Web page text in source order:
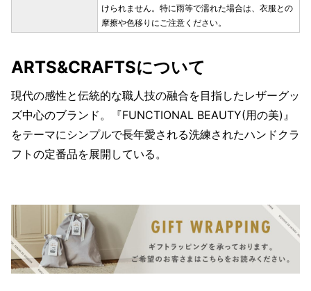
けられません。特に雨等で濡れた場合は、衣服との
摩擦や色移りにご注意ください。
ARTS&CRAFTSについて
現代の感性と伝統的な職人技の融合を目指したレザーグッ
ズ中心のブランド。『FUNCTIONAL BEAUTY(用の美)』
をテーマにシンプルで長年愛される洗練されたハンドクラ
フトの定番品を展開している。